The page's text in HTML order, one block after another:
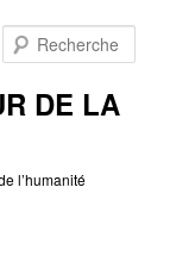
DE LA
l’humanité